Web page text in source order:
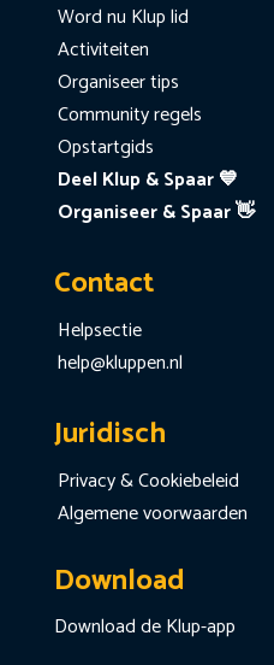
Word nu Klup lid
Activiteiten
Organiseer tips
Community regels
Opstartgids
Deel Klup & Spaar 💙
Organiseer & Spaar 👋
Contact
Helpsectie
help@kluppen.nl
Juridisch
Privacy & Cookiebeleid
Algemene voorwaarden
Download
Download de Klup-app